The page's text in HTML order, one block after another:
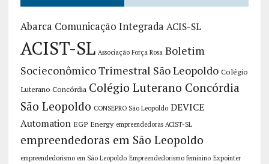
Abarca Comunicação Integrada ACIS-SL
ACIST-SL Associação Força Rosa Boletim
Socieconômico Trimestral São Leopoldo Colégio
Luterano Concórdia Colégio Luterano Concórdia
São Leopoldo CONSEPRO São Leopoldo DEVICE
Automation EGP Energy empreendedoras ACIST-SL
empreendedoras em São Leopoldo
empreendedorismo em São Leopoldo Empreendedorismo feminino Expointer